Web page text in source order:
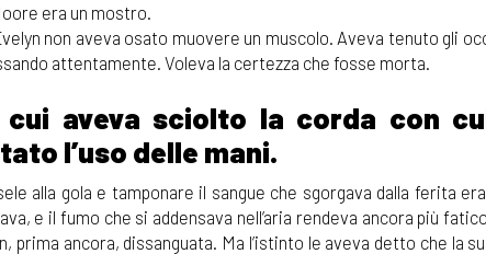
era un mostro.
non aveva osato muovere un muscolo. Aveva tenuto gli
attentamente. Voleva la certezza che fosse morta.
cui aveva sciolto la corda con
l’uso delle mani.
alla gola e tamponare il sangue che sgorgava dalla ferita
e il fumo che si addensava nell’aria rendeva ancora più
prima ancora, dissanguata. Ma l’istinto le aveva detto che la